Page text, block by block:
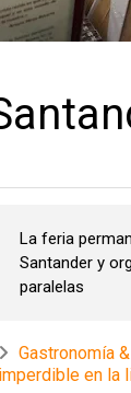
La feria
Santander y
paralelas
Gastronomía
imperdible en la